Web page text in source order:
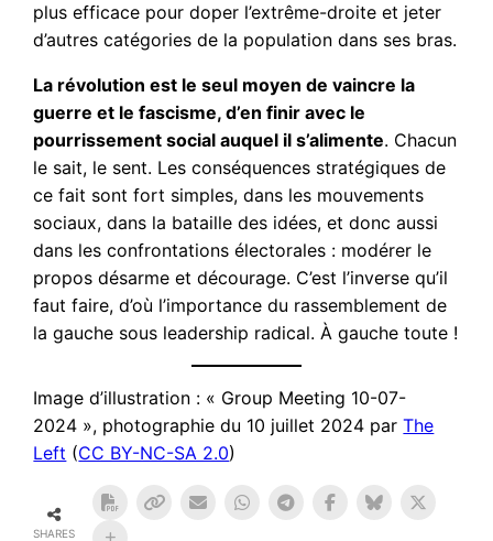
plus efficace pour doper l’extrême-droite et jeter
d’autres catégories de la population dans ses bras.
La révolution est le seul moyen de vaincre la
guerre et le fascisme, d’en finir avec le
pourrissement social auquel il s’alimente. Chacun
le sait, le sent. Les conséquences stratégiques de
ce fait sont fort simples, dans les mouvements
sociaux, dans la bataille des idées, et donc aussi
dans les confrontations électorales : modérer le
propos désarme et décourage. C’est l’inverse qu’il
faut faire, d’où l’importance du rassemblement de
la gauche sous leadership radical. À gauche toute !
Image d’illustration : « Group Meeting 10-07-
2024 », photographie du 10 juillet 2024 parThe
Left (CC BY-NC-SA 2.0)
SHARES